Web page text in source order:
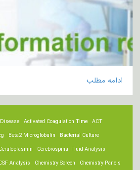
ادامه مطلب
ACT
Activated Coagulation Time
Bacterial Culture
Beta2 Microglobulin
Cerebrospinal Fluid Analysis
Chemistry Panels
Chemistry Screen
Analysis